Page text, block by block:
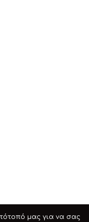
μας για να σας